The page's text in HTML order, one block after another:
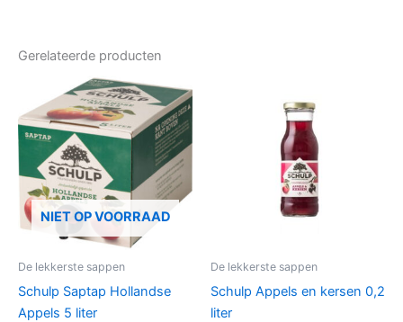
Gerelateerde producten
NIET OP VOORRAAD
De lekkerste sappen
Schulp Saptap Hollandse
Appels 5 liter
De lekkerste sappen
Schulp Appels en kersen 0,2
liter